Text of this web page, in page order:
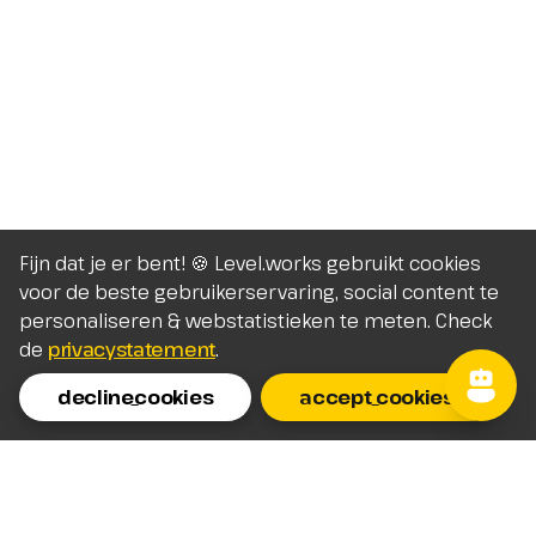
Fijn dat je er bent! 🍪 Level.works gebruikt cookies
voor de beste gebruikerservaring, social content te
personaliseren & webstatistieken te meten. Check
de privacystatement.
decline_cookies
accept_cookies